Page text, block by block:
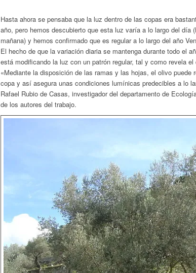
Hasta ahora se pensaba que la luz dentro de las copas era
año, pero hemos descubierto que esta luz varía a lo largo del día
mañana) y hemos confirmado que es regular a lo largo del año
El hecho de que la variación diaria se mantenga durante todo el
está modificando la luz con un patrón regular, tal y como revela el
«Mediante la disposición de las ramas y las hojas, el olivo puede
copa y así asegura unas condiciones lumínicas predecibles a lo
Rafael Rubio de Casas, investigador del departamento de
de los autores del trabajo.